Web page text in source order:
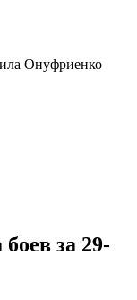
Онуфриенко
за 29-